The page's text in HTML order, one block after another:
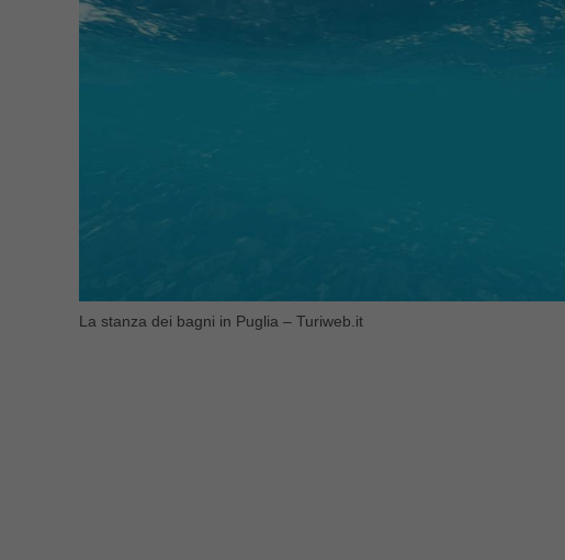
La stanza dei bagni in Puglia – Turiweb.it